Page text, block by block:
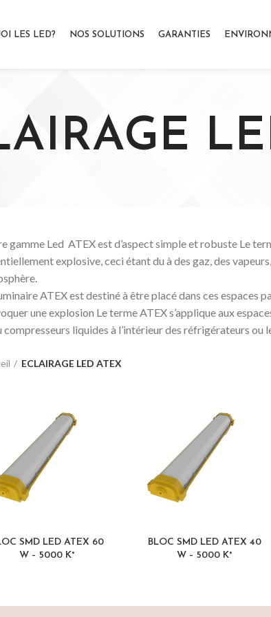
LES LED? NOS SOLUTIONS GARANTIES
gamme Led ATEX est d’aspect simple et robuste Le
explosive, ceci étant du à des gaz, des
ATEX est destiné à être placé dans ces espaces
une explosion Le terme ATEX s’applique aux
compresseurs liquides à l’intérieur des réfrigérateurs ou
ECLAIRAGE LED ATEX
SMD LED ATEX 60
W – 5000 K°
BLOC SMD LED ATEX 40
W – 5000 K°